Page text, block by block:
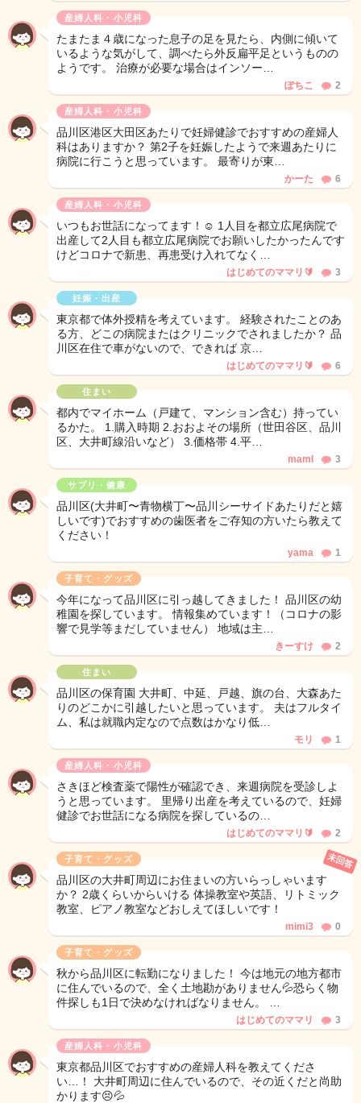
産婦人科・小児科
たまたま４歳になった息子の足を見たら、内側に傾いて
いるような気がして、調べたら外反扁平足というものの
ようです。 治療が必要な場合はインソー…
ぽちこ 2
産婦人科・小児科
品川区港区大田区あたりで妊婦健診でおすすめの産婦人
科はありますか？ 第2子を妊娠したようで来週あたりに
病院に行こうと思っています。 最寄りが東…
かーた 6
産婦人科・小児科
いつもお世話になってます！☺︎ 1人目を都立広尾病院で
出産して2人目も都立広尾病院でお願いしたかったんです
けどコロナで新患、再患受け入れてなく…
はじめてのママリ🔰 3
妊娠・出産
東京都で体外授精を考えています。 経験されたことのあ
る方、どこの病院またはクリニックでされましたか？ 品
川区在住で車がないので、できれば 京…
はじめてのママリ🔰 6
住まい
都内でマイホーム（戸建て、マンション含む）持ってい
るかた。 1.購入時期 2.おおよその場所（世田谷区、品川
区、大井町線沿いなど） 3.価格帯 4.平…
maml 3
サプリ・健康
品川区(大井町〜青物横丁〜品川シーサイドあたりだと嬉
しいです)でおすすめの歯医者をご存知の方いたら教えて
ください！
yama 1
子育て・グッズ
今年になって品川区に引っ越してきました！ 品川区の幼
稚園を探しています。 情報集めています！（コロナの影
響で見学等まだしていません） 地域は主…
きーすけ 2
住まい
品川区の保育園 大井町、中延、戸越、旗の台、大森あた
りのどこかに引越したいと思っています。 夫はフルタイ
ム、私は就職内定なので点数はかなり低…
モリ 1
産婦人科・小児科
さきほど検査薬で陽性が確認でき、来週病院を受診しよ
うと思っています。 里帰り出産を考えているので、妊婦
健診でお世話になる病院を探しているの…
はじめてのママリ🔰 2
子育て・グッズ
品川区の大井町周辺にお住まいの方いらっしゃいます
か？ 2歳くらいからいける 体操教室や英語、リトミック
教室、ピアノ教室などおしえてほしいです！
未回答
mimi3 0
子育て・グッズ
秋から品川区に転勤になりました！ 今は地元の地方都市
に住んでいるので、全く土地勘がありません💦恐らく物
件探しも1日で決めなければなりません。 …
はじめてのママリ 3
産婦人科・小児科
東京都品川区でおすすめの産婦人科を教えてくださ
い…！ 大井町周辺に住んでいるので、その近くだと尚助
かります😣💦